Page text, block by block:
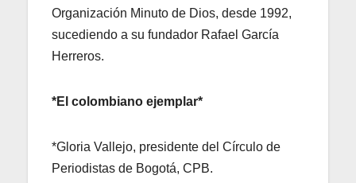
Organización Minuto de Dios, desde 1992,
sucediendo a su fundador Rafael García
Herreros.
*El colombiano ejemplar*
*Gloria Vallejo, presidente del Círculo de
Periodistas de Bogotá, CPB.